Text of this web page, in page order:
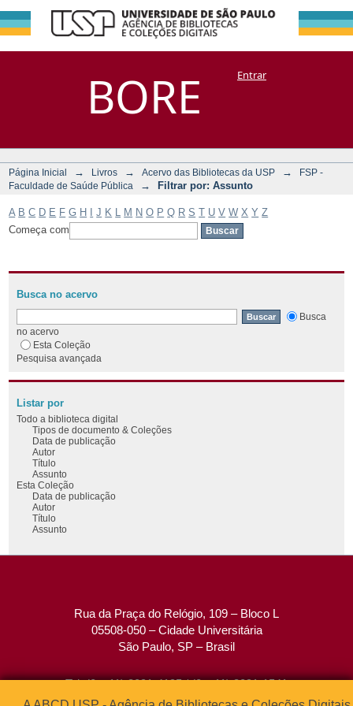
BORE
Filtrar por:
Assunto
DSpace/Manakin + CoriscoEntrar
Página Inicial → Livros → Acervo das Bibliotecas da USP →
FSP -
Faculdade de Saúde Pública
→ Filtrar por: Assunto
A B C D E F G H J K M N O P Q R S T U V W X Y Z
Começa com
Busca no acervo
Busca
no acervo
Esta Coleção
Pesquisa avançada
Listar por
Todo a biblioteca digital
Tipos de documento & Coleções
Data de publicação
Autor
Título
Assunto
Esta Coleção
Data de publicação
Autor
Título
Assunto
Rua da Praça do Relógio, 109 – Bloco L
05508-050 – Cidade Universitária
São Paulo, SP – Brasil
Tel: (0xx11) 3091-4195 / (0xx11) 3091-1541
Fax: (0xx11) 3091-1567